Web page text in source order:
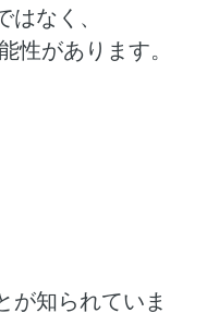
なく、
性があります。
が知られていま